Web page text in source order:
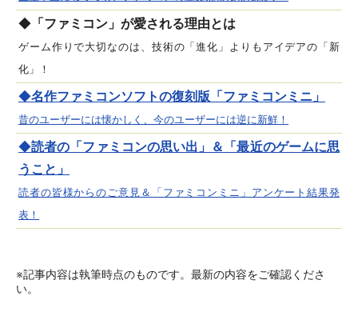
◆ 「ファミコン」が愛される理由とは
ゲーム作りで大切なのは、技術の「進化」よりもアイデアの「新
化」！
◆名作ファミコンソフトの復刻版「ファミコンミニ」
昔のユーザーには懐かしく、今のユーザーには逆に新鮮！
◆読者の「ファミコンの思い出」＆「最近のゲームに思
うこと」
読者の皆様からのご意見＆「ファミコンミニ」アンケート結果発
表！
※記事内容は執筆時点のものです。最新の内容をご確認くださ
い。